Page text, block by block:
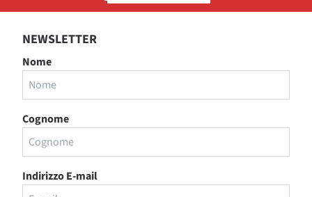
NEWSLETTER
Nome
Cognome
Indirizzo E-mail